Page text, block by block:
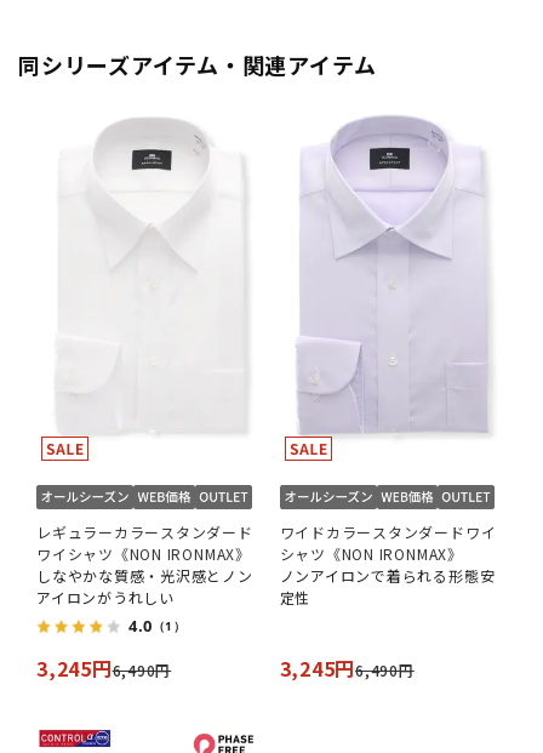
同シリーズアイテム・関連アイテム
レギュラーカラースタンダード
ワイシャツ《NON IRONMAX》
しなやかな質感・光沢感とノン
アイロンがうれしい
4.0 （1）
3,245円6,490円
ワイドカラースタンダードワイ
シャツ《NON IRONMAX》
ノンアイロンで着られる形態安
定性
3,245円6,490円